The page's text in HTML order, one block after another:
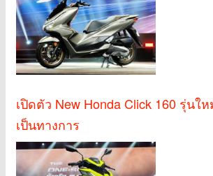
เปิดตัว New Honda Click 160 รุ่นใ
เป็นทางการ